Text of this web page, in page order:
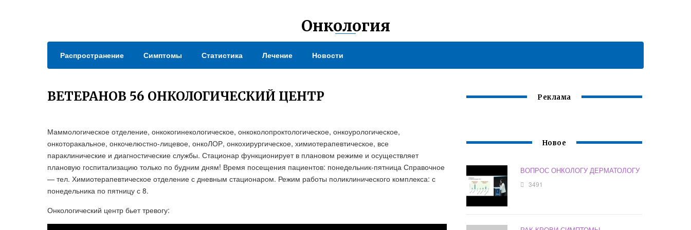
Онкология
Распространение Симптомы Статистика Лечение Новости
ВЕТЕРАНОВ 56 ОНКОЛОГИЧЕСКИЙ ЦЕНТР
Маммологическое отделение, онкокогинекологическое, онкоколопроктологическое, онкоурологическое,
онкоторакальное, онкочелюстно-лицевое, онкоЛОР, онкохирургическое, химиотерапевтическое, все
параклинические и диагностические службы. Стационар функционирует в плановом режиме и осуществляет
плановую госпитализацию только по будним дням! Время посещения пациентов: понедельник-пятница Справочное
— тел. Химиотерапевтическое отделение с дневным стационаром. Режим работы поликлинического комплекса: с
понедельника по пятницу с 8.
Онкологический центр бьет тревогу:
Реклама
Новое
ВОПРОС ОНКОЛОГУ ДЕРМАТОЛОГУ
3491